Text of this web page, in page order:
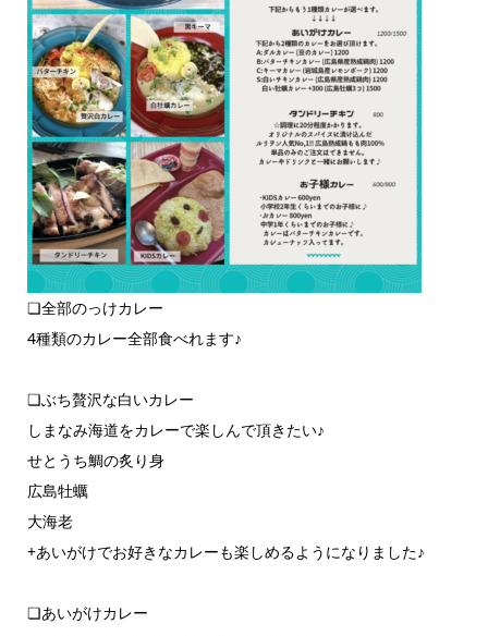
❏全部のっけカレー
4種類のカレー全部食べれます♪
❏ぶち贅沢な白いカレー
しまなみ海道をカレーで楽しんで頂きたい♪
せとうち鯛の炙り身
広島牡蠣
大海老
+あいがけでお好きなカレーも楽しめるようになりました♪
❏あいがけカレー